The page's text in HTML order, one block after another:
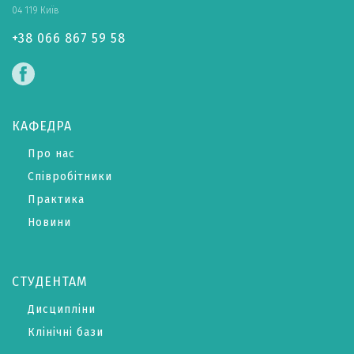
04 119 Київ
+38 066 867 59 58
КАФЕДРА
Про нас
Співробітники
Практика
Новини
СТУДЕНТАМ
Дисципліни
Клінічні бази